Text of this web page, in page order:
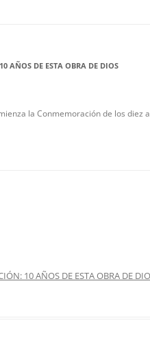
AÑOS DE ESTA OBRA DE DIOS
la Conmemoración de los diez
10 AÑOS DE ESTA OBRA DE